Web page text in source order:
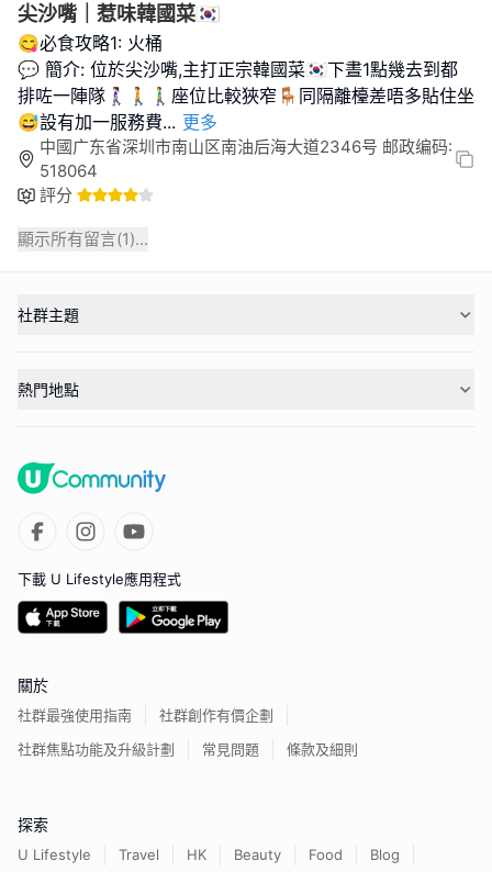
尖沙嘴｜惹味韓國菜🇰🇷
😋必食攻略1: 火桶
💬 簡介: 位於尖沙嘴,主打正宗韓國菜🇰🇷下晝1點幾去到都
排咗一陣隊🚶🏻‍♀️🚶🚶‍♂️座位比較狹窄🪑同隔離檯差唔多貼住坐
😅設有加一服務費... 更多
中國广东省深圳市南山区南油后海大道2346号 邮政编码:
518064
評分
顯示所有留言(1)...
社群主題
熱門地點
下載 U Lifestyle應用程式
關於
社群最強使用指南
社群創作有價企劃
社群焦點功能及升級計劃
常見問題 條款及細則
探索
U Lifestyle Travel HK Beauty Food Blog